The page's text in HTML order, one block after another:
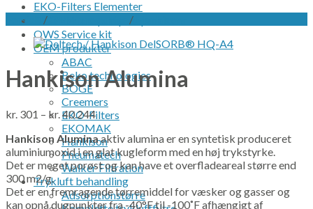
EKO-Filters Elementer
EKO Vakuumpumpeseparatorer
OWS Service kit
OEM produkter
ABAC
Beko technologies
BOGE
Creemers
EKO-Filters
EKOMAK
Hankison
Pneumatech
Walker Filtration
Trykluft behandling
Adsorptionstørre
Forside / /
Hankison Alumina
kr. 301 – kr.40.244
Hankison Aluminaaktiv alumina er en syntetisk produceret
aluminiumoxid i en glat kugleform med en høj trykstyrke.
Det er meget porøst og kan have et overfladeareal større end
300 m2/g.
Det er en fremragende tørremiddel for væsker og gasser og
kan opnå dugpunkter fra -40°F til -100˚F afhængigt af